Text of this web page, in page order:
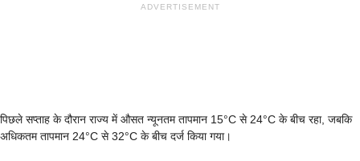
ADVERTISEMENT
पिछले सप्ताह के दौरान राज्य में औसत न्यूनतम तापमान 15°C से 24°C के बीच रहा, जबकि
अधिकतम तापमान 24°C से 32°C के बीच दर्ज किया गया।